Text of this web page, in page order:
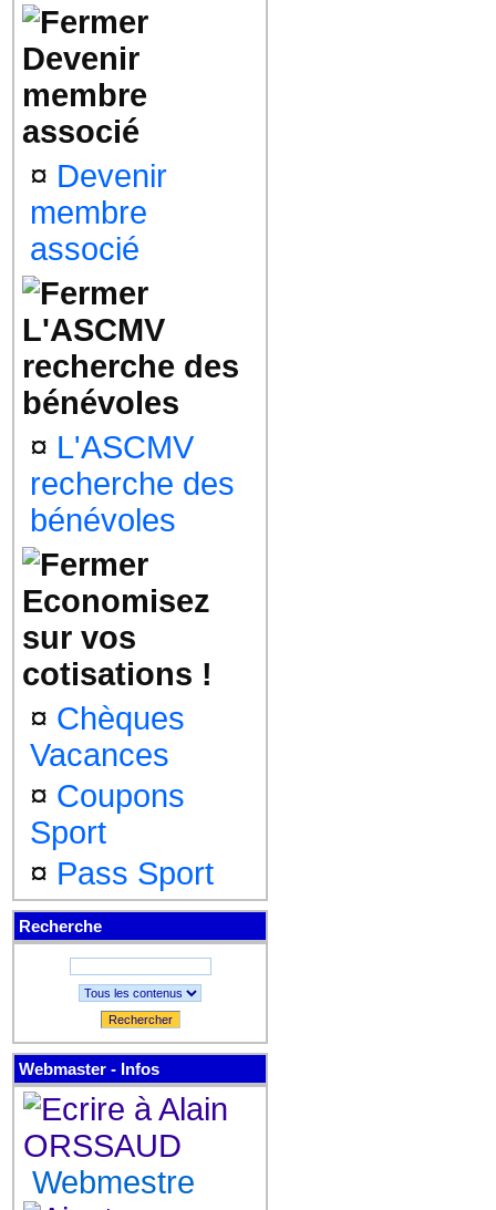
Devenir
membre
associé
¤ Devenir
membre
associé
L'ASCMV
recherche des
bénévoles
¤ L'ASCMV
recherche des
bénévoles
Economisez
sur vos
cotisations !
¤ Chèques
Vacances
¤ Coupons
Sport
¤ Pass Sport
Recherche
Rechercher
Webmaster - Infos
Webmestre